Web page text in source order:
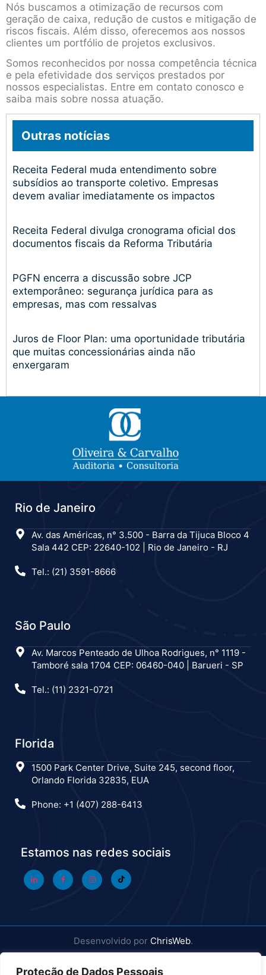
Proteção de Dados Pessoais
Nós buscamos a otimização de recursos com
geração de caixa, redução de custos e mitigação de
riscos fiscais. Além disso, oferecemos aos nossos
clientes um portfólio de projetos exclusivos.
Somos reconhecidos por nossa competência técnica
e pela efetividade dos serviços prestados por
nossos especialistas. Entre em contato conosco e
saiba mais sobre nossa atuação.
Outras notícias
Receita Federal muda entendimento sobre
subsídios ao transporte coletivo. Empresas
devem avaliar imediatamente os impactos
Receita Federal divulga cronograma oficial dos
documentos fiscais da Reforma Tributária
PGFN encerra a discussão sobre JCP
extemporâneo: segurança jurídica para as
empresas, mas com ressalvas
Juros de Floor Plan: uma oportunidade tributária
que muitas concessionárias ainda não
enxergaram
Rio de Janeiro
Av. das Américas, n° 3.500 - Barra da Tijuca Bloco 4
Sala 442 CEP: 22640-102 | Rio de Janeiro - RJ
Tel.: (21) 3591-8666
São Paulo
Av. Marcos Penteado de Ulhoa Rodrigues, n° 1119 -
Tamboré sala 1704 CEP: 06460-040 | Barueri - SP
Tel.: (11) 2321-0721
Florida
1500 Park Center Drive, Suite 245, second floor,
Orlando Florida 32835, EUA
Phone: +1 (407) 288-6413
Estamos nas redes sociais
Desenvolvido por ChrisWeb.